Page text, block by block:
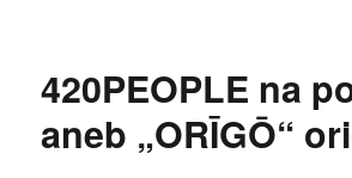
FILMŮ
420PEOPLE na
aneb „ORĪGŌ“